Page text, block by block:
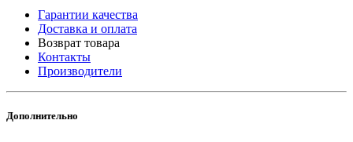
Гарантии качества
Доставка и оплата
Возврат товара
Контакты
Производители
Дополнительно